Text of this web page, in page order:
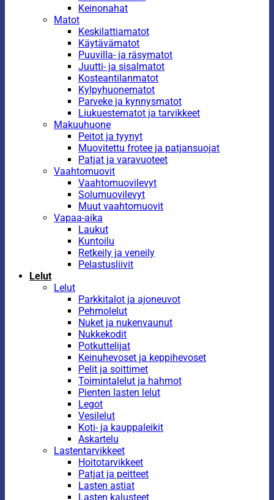
Keinonahat
Matot
Keskilattiamatot
Käytävämatot
Puuvilla- ja räsymatot
Juutti- ja sisalmatot
Kosteantilanmatot
Kylpyhuonematot
Parveke ja kynnysmatot
Liukuestematot ja tarvikkeet
Makuuhuone
Peitot ja tyynyt
Muovitettu frotee ja patjansuojat
Patjat ja varavuoteet
Vaahtomuovit
Vaahtomuovilevyt
Solumuovilevyt
Muut vaahtomuovit
Vapaa-aika
Laukut
Kuntoilu
Retkeily ja veneily
Pelastusliivit
Lelut
Lelut
Parkkitalot ja ajoneuvot
Pehmolelut
Nuket ja nukenvaunut
Nukkekodit
Potkuttelijat
Keinuhevoset ja keppihevoset
Pelit ja soittimet
Toimintalelut ja hahmot
Pienten lasten lelut
Legot
Vesilelut
Koti- ja kauppaleikit
Askartelu
Lastentarvikkeet
Hoitotarvikkeet
Patjat ja peitteet
Lasten astiat
Lasten kalusteet